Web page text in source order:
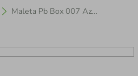
Maleta Pb Box 007 Azul Pesca Brasil